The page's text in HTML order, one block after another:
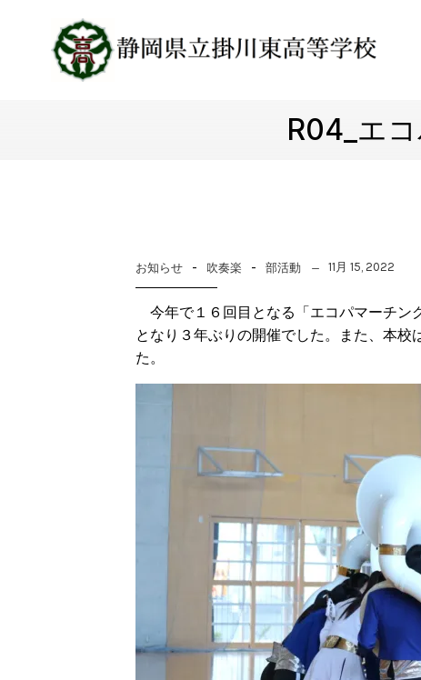
R04_エ
お知らせ - 吹奏楽 - 部活動 11月 15, 2022
今年で１６回目となる「エコパマーチン
となり３年ぶりの開催でした。また、本
た。